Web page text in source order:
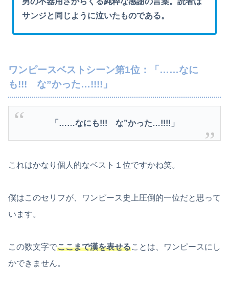
サンジと同じように泣いたものである。
ワンピースベストシーン第1位：「……なに
も!!! な”かった…!!!!」
「……なにも!!! な”かった…!!!!」
これはかなり個人的なベスト１位ですかね笑。
僕はこのセリフが、ワンピース史上圧倒的一位だと思って
います。
この数文字でここまで漢を表せることは、ワンピースにし
かできません。